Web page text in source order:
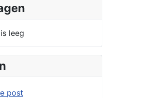
leeg
post